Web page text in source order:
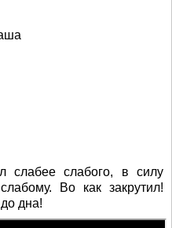
слабее слабого, в силу
Во как закрутил!
дна!